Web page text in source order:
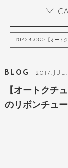
TOP > BLOG > 【オート
BLOG 2017 . JUL
【オートクチ
のリボンチュ